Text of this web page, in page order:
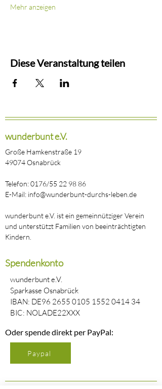
Mehr anzeigen
Diese Veranstaltung teilen
wunderbunt e.V.
Große Hamkenstraße 19
49074 Osnabrück
Telefon: 0176/55 22 98 86
E-Mail: info@wunderbunt-durchs-leben.de
wunderbunt e.V. ist ein gemeinnütziger Verein
und unterstützt Familien von beeinträchtigten
Kindern.
Spendenkonto
wunderbunt e.V.
Sparkasse Osnabrück
IBAN: DE96 2655 0105 1552 0414 34
BIC: NOLADE22XXX
Oder spende direkt per PayPal:
Paypal